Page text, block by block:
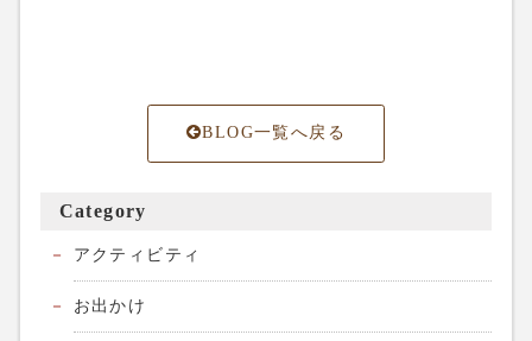
BLOG一覧へ戻る
Category
アクティビティ
お出かけ